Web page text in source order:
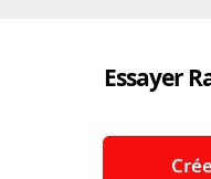
Essayer